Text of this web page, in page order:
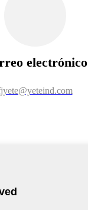
electrónico